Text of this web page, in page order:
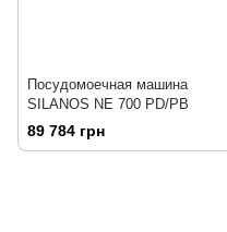
Посудомоечная машина
SILANOS NE 700 PD/PB
89 784 грн